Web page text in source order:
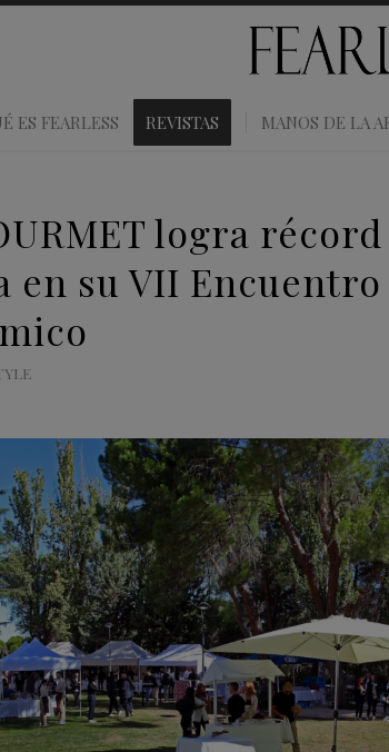
ES FEARLESS REVISTAS MANOS DE LA
logra
en su VII Encuentro